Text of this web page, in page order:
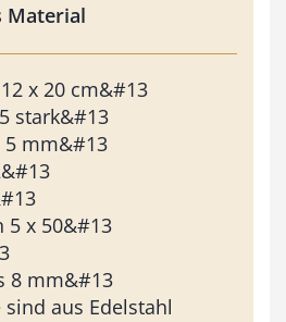
Material
x 20 cm&#13
stark&#13
5 mm&#13
5 x 50&#13
8 mm&#13
aus Edelstahl